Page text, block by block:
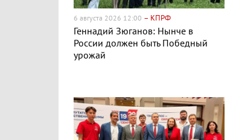
6 августа 2026 12:00 – КПРФ
Геннадий Зюганов: Нынче в
России должен быть Победный
урожай